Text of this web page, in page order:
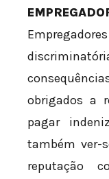
obrigados a
pagar
também ver-
reputação